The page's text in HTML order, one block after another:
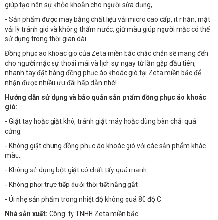
giúp tạo nên sự khỏe khoắn cho người sửa dụng,
- Sản phẩm được may bằng chất liệu vải micro cao cấp, ít nhăn, mặt
vải lỳ tránh gió và không thấm nước, giữ màu giúp người mặc có thể
sử dụng trong thời gian dài.
Đồng phục áo khoác gió của Zeta miền bắc chắc chắn sẽ mang đến
cho người mặc sự thoải mái và lịch sự ngay từ lần gặp đầu tiên,
nhanh tay đặt hàng đồng phục áo khoác gió tại Zeta miền bắc để
nhận được nhiều ưu đãi hấp dẫn nhé!
Hướng dẫn sử dụng và bảo quản sản phẩm đồng phục áo khoác
gió:
- Giặt tay hoặc giặt khô, tránh giặt máy hoặc dùng bàn chải quá
cứng.
- Không giặt chung đồng phục áo khoác gió với các sản phẩm khác
màu.
- Không sử dụng bột giặt có chất tẩy quá mạnh.
- Không phơi trực tiếp dưới thời tiết nắng gắt
- Ủi nhẹ sản phẩm trong nhiệt độ không quá 80 độ C
Nhà sản xuất: Công ty TNHH Zeta miền bắc